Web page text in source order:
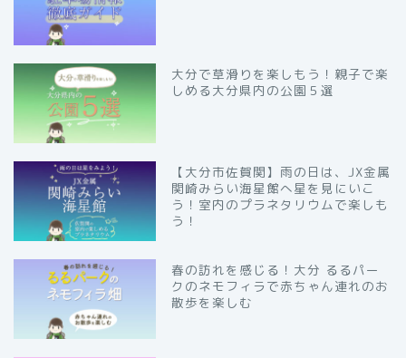
大分で草滑りを楽しもう！親子で楽
しめる大分県内の公園５選
【大分市佐賀関】雨の日は、JX金属
関崎みらい海星館へ星を見にいこ
う！室内のプラネタリウムで楽しも
う！
春の訪れを感じる！大分 るるパー
クのネモフィラで赤ちゃん連れのお
散歩を楽しむ